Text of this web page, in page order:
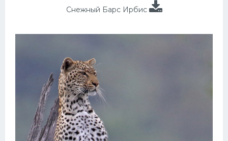
Снежный Барс Ирбис